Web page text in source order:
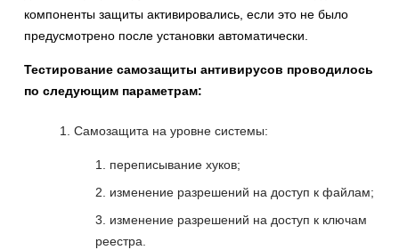
компоненты защиты активировались, если это не было
предусмотрено после установки автоматически.
Тестирование самозащиты антивирусов проводилось
по следующим параметрам:
Самозащита на уровне системы:
переписывание хуков;
изменение разрешений на доступ к файлам;
изменение разрешений на доступ к ключам
реестра.